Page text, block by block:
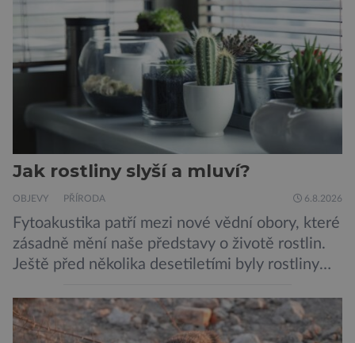
Dosud proti tomuto jedu neexistovala
protilátka, nyní ji zřejmě vědci objevili, ovšem
její zdroj je […]
Jak rostliny slyší a mluví?
OBJEVY PŘÍRODA 6.8.2026
Fytoakustika patří mezi nové vědní obory, které
zásadně mění naše představy o životě rostlin.
Ještě před několika desetiletími byly rostliny
pouze reagují na změny prostředí. Moderní
výzkum však ukazuje, že skutečnost je mnohem